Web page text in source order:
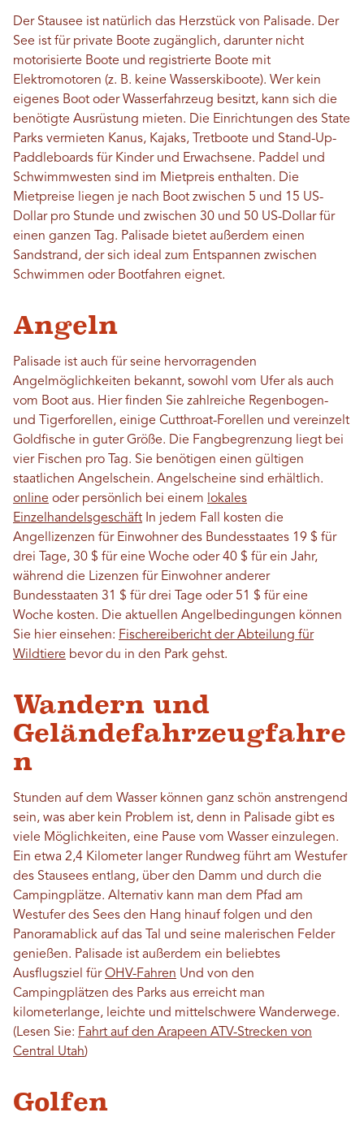
Der Stausee ist natürlich das Herzstück von Palisade. Der
See ist für private Boote zugänglich, darunter nicht
motorisierte Boote und registrierte Boote mit
Elektromotoren (z. B. keine Wasserskiboote). Wer kein
eigenes Boot oder Wasserfahrzeug besitzt, kann sich die
benötigte Ausrüstung mieten. Die Einrichtungen des State
Parks vermieten Kanus, Kajaks, Tretboote und Stand-Up-
Paddleboards für Kinder und Erwachsene. Paddel und
Schwimmwesten sind im Mietpreis enthalten. Die
Mietpreise liegen je nach Boot zwischen 5 und 15 US-
Dollar pro Stunde und zwischen 30 und 50 US-Dollar für
einen ganzen Tag. Palisade bietet außerdem einen
Sandstrand, der sich ideal zum Entspannen zwischen
Schwimmen oder Bootfahren eignet.
Angeln
Palisade ist auch für seine hervorragenden
Angelmöglichkeiten bekannt, sowohl vom Ufer als auch
vom Boot aus. Hier finden Sie zahlreiche Regenbogen-
und Tigerforellen, einige Cutthroat-Forellen und vereinzelt
Goldfische in guter Größe. Die Fangbegrenzung liegt bei
vier Fischen pro Tag. Sie benötigen einen gültigen
staatlichen Angelschein. Angelscheine sind erhältlich.
online oder persönlich bei einem lokales
Einzelhandelsgeschäft In jedem Fall kosten die
Angellizenzen für Einwohner des Bundesstaates 19 $ für
drei Tage, 30 $ für eine Woche oder 40 $ für ein Jahr,
während die Lizenzen für Einwohner anderer
Bundesstaaten 31 $ für drei Tage oder 51 $ für eine
Woche kosten. Die aktuellen Angelbedingungen können
Sie hier einsehen: Fischereibericht der Abteilung für
Wildtiere bevor du in den Park gehst.
Wandern und
Geländefahrzeugfahre
n
Stunden auf dem Wasser können ganz schön anstrengend
sein, was aber kein Problem ist, denn in Palisade gibt es
viele Möglichkeiten, eine Pause vom Wasser einzulegen.
Ein etwa 2,4 Kilometer langer Rundweg führt am Westufer
des Stausees entlang, über den Damm und durch die
Campingplätze. Alternativ kann man dem Pfad am
Westufer des Sees den Hang hinauf folgen und den
Panoramablick auf das Tal und seine malerischen Felder
genießen. Palisade ist außerdem ein beliebtes
Ausflugsziel fürOHV-Fahren Und von den
Campingplätzen des Parks aus erreicht man
kilometerlange, leichte und mittelschwere Wanderwege.
(Lesen Sie: Fahrt auf den Arapeen ATV-Strecken von
Central Utah)
Golfen